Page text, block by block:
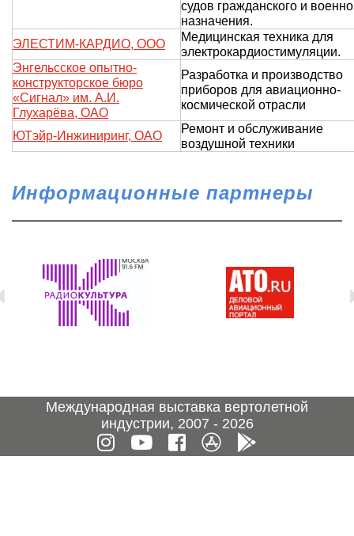
судов гражданского и
назначения.
ЭЛЕСТИМ-КАРДИО, ООО
Медицинская техника для
электрокардиостимуляции.
Энгельсское опытно-
конструкторское бюро
«Сигнал» им. А.И.
Глухарёва, ОАО
Разработка и производство
приборов для авиационно-
космической отрасли
ЮТэйр-Инжиниринг, ОАО
Ремонт и обслуживание
воздушной техники
Информационные партнеры
Международная выставка вертолетной
индустрии, 2007 - 2026